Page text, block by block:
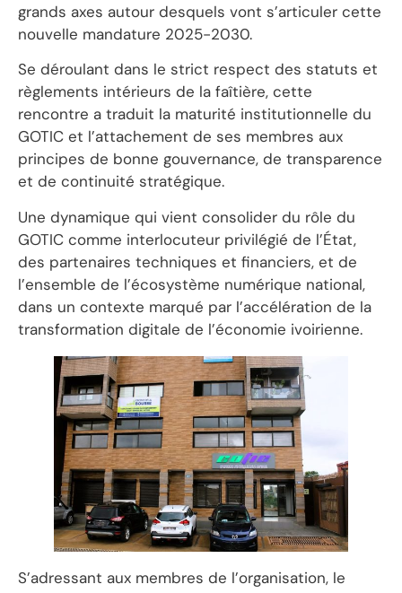
grands axes autour desquels vont s’articuler cette
nouvelle mandature 2025-2030.
Se déroulant dans le strict respect des statuts et
règlements intérieurs de la faîtière, cette
rencontre a traduit la maturité institutionnelle du
GOTIC et l’attachement de ses membres aux
principes de bonne gouvernance, de transparence
et de continuité stratégique.
Une dynamique qui vient consolider du rôle du
GOTIC comme interlocuteur privilégié de l’État,
des partenaires techniques et financiers, et de
l’ensemble de l’écosystème numérique national,
dans un contexte marqué par l’accélération de la
transformation digitale de l’économie ivoirienne.
S’adressant aux membres de l’organisation, le